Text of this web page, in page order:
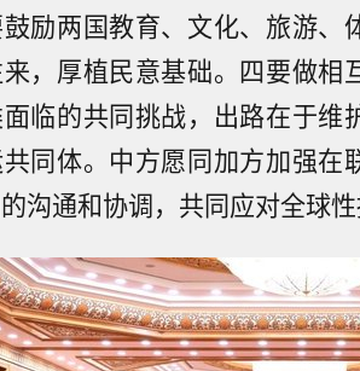
励两国教育、文化、旅游、
，厚植民意基础。四要做相
临的共同挑战，出路在于维
同体。中方愿同加方加强在
沟通和协调，共同应对全球性